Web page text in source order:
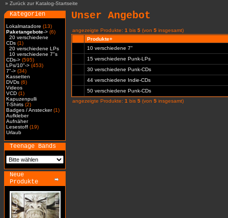
» Zurück zur Katalog-Startseite
Kategorien
Lokalmatadore (13)
Paketangebote-> (6)
20 verschiedene
CDs (1)
20 verschiedene LPs
10 verschiedene 7"s
CDs-> (595)
LPs/10"-> (453)
7"-> (34)
Kassetten
DVDs (6)
Videos
VCD (1)
Kapuzenpulli
T-Shirts (2)
Badges / Anstecker(1)
Aufkleber
Aufnäher
Lesestoff (19)
Urlaub
Teenage Bands
Neue
Produkte
Unser Angebot
angezeigte Produkte: 1 bis 5 (von 5 insgesamt)
Produkte+
10 verschiedene 7"
15 verschiedene Punk-LPs
30 verschiedene Punk-CDs
44 verschiedene Indie-CDs
50 verschiedene Punk-CDs
angezeigte Produkte: 1 bis 5 (von 5 insgesamt)